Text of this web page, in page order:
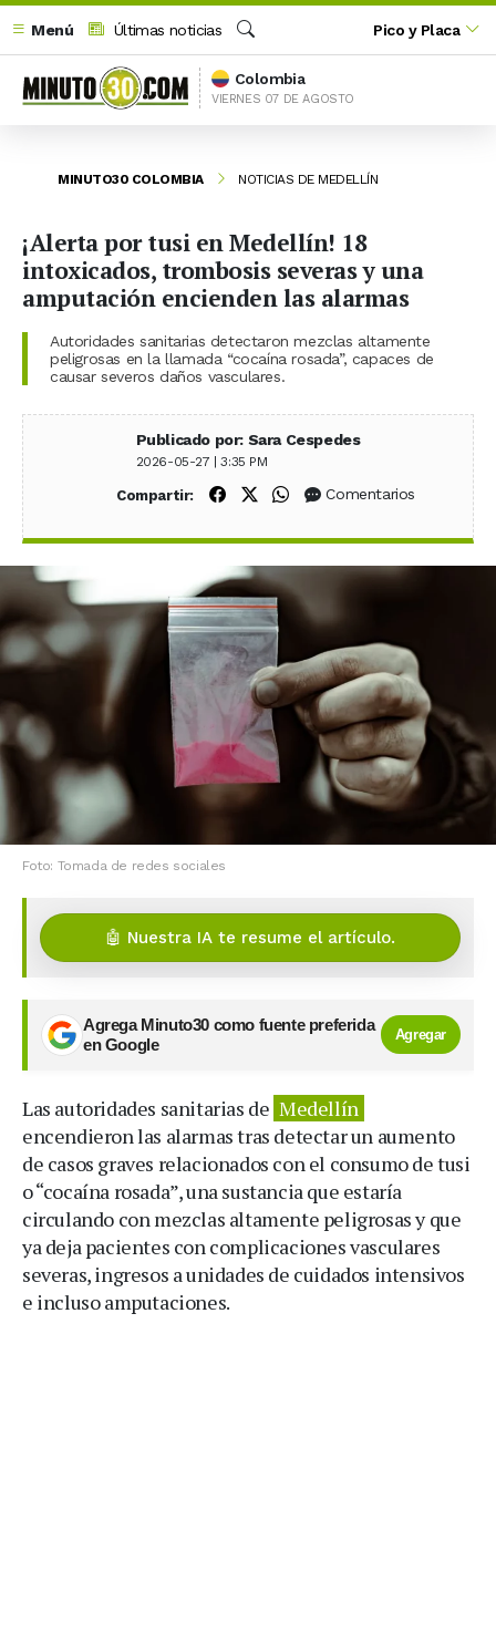
Menú
Últimas noticias
Buscar
Pico y Placa
Colombia
VIERNES 07 DE AGOSTO
MINUTO30 COLOMBIA NOTICIAS DE MEDELLÍN
¡Alerta por tusi en Medellín! 18
intoxicados, trombosis severas y una
amputación encienden las alarmas
Autoridades sanitarias detectaron mezclas altamente
peligrosas en la llamada “cocaína rosada”, capaces de
causar severos daños vasculares.
Publicado por: Sara Cespedes
2026-05-27 | 3:35 PM
Compartir: Compartir en Facebook
Compartir en X (Twitter)
Compartir en WhatsApp
Comentarios
Foto: Tomada de redes sociales
🤖 Nuestra IA te resume el artículo.
Agrega Minuto30 como fuente preferida
en Google
Agregar
Las autoridades sanitarias de Medellín
encendieron las alarmas tras detectar un aumento
de casos graves relacionados con el consumo de tusi
o “cocaína rosada”, una sustancia que estaría
circulando con mezclas altamente peligrosas y que
ya deja pacientes con complicaciones vasculares
severas, ingresos a unidades de cuidados intensivos
e incluso amputaciones.